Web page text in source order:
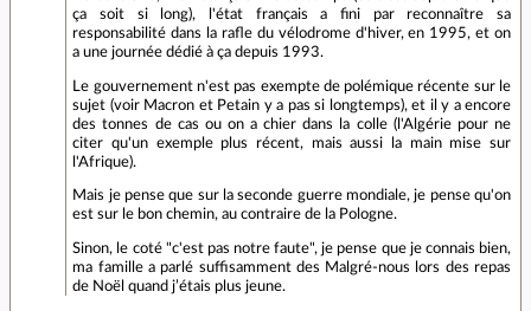
ça soit si long), l'état français a fini par reconnaître sa
responsabilité dans la rafle du vélodrome d'hiver, en 1995, et on
a une journée dédié à ça depuis 1993.
Le gouvernement n'est pas exempte de polémique récente sur le
sujet (voir Macron et Petain y a pas si longtemps), et il y a encore
des tonnes de cas ou on a chier dans la colle (l'Algérie pour ne
citer qu'un exemple plus récent, mais aussi la main mise sur
l'Afrique).
Mais je pense que sur la seconde guerre mondiale, je pense qu'on
est sur le bon chemin, au contraire de la Pologne.
Sinon, le coté "c'est pas notre faute", je pense que je connais bien,
ma famille a parlé suffisamment des Malgré-nous lors des repas
de Noël quand j’étais plus jeune.